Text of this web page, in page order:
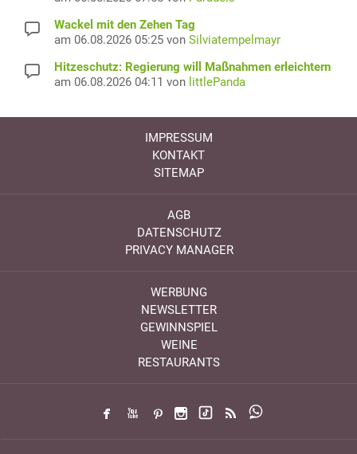
Wackel mit den Zehen Tag
am 06.08.2026 05:25 von Silviatempelmayr
Hitzeschutz: Regierung will Maßnahmen erleichtern
am 06.08.2026 04:11 von littlePanda
IMPRESSUM
KONTAKT
SITEMAP
AGB
DATENSCHUTZ
PRIVACY MANAGER
WERBUNG
NEWSLETTER
GEWINNSPIEL
WEINE
RESTAURANTS